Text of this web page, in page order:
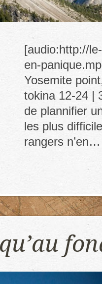
[audio:http://
en-
Yosemite
tokina 12-24 |
de plannifier
les plus
rangers n’en…